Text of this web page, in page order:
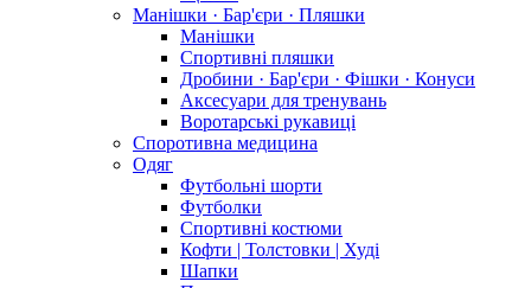
Манішки · Бар'єри · Пляшки
Манішки
Спортивні пляшки
Дробини · Бар'єри · Фішки · Конуси
Аксесуари для тренувань
Воротарські рукавиці
Споротивна медицина
Одяг
Футбольні шорти
Футболки
Спортивні костюми
Кофти | Толстовки | Худі
Шапки